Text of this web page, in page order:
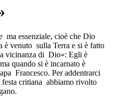
ma essenziale, cioè che Dio
venuto sulla Terra e si è fatto
vicinanza di Dio»: Egli è
quando si è incarnato è
Francesco. Per addentrarci
critiana abbiamo rivolto